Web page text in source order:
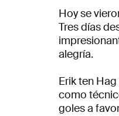
Hoy se
Tres días
alegría.
Erik ten
como
goles a